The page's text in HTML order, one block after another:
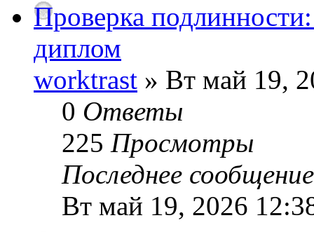
Проверка
диплом
worktrast » Вт май 19,
0 Ответы
225 Просмотры
Последнее
Вт май 19, 2026